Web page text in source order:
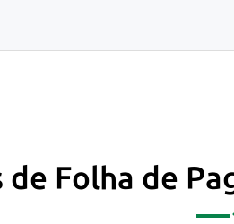
de Folha de